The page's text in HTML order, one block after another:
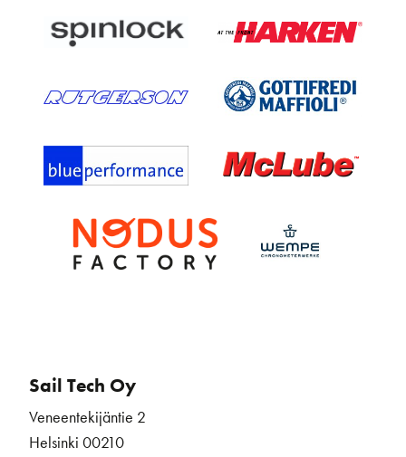
Sail Tech Oy
Veneentekijäntie 2
Helsinki 00210